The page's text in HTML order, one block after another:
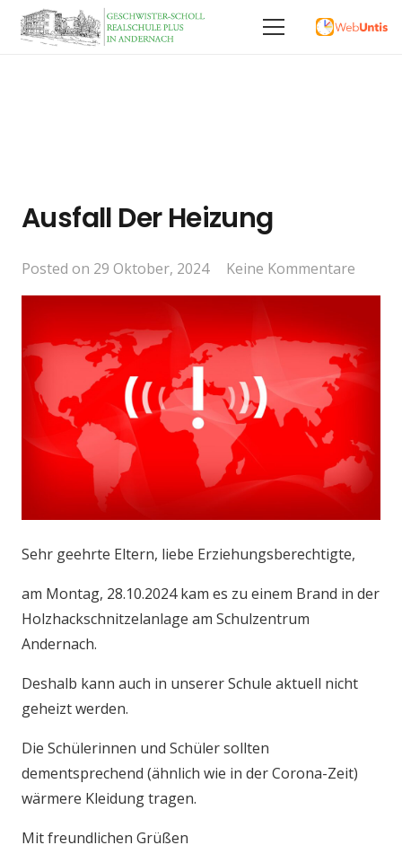
Ausfall Der Heizung
Posted on 29 Oktober, 2024 Keine Kommentare
Sehr geehrte Eltern, liebe Erziehungsberechtigte,
am Montag, 28.10.2024 kam es zu einem Brand in der
Holzhackschnitzelanlage am Schulzentrum
Andernach.
Deshalb kann auch in unserer Schule aktuell nicht
geheizt werden.
Die Schülerinnen und Schüler sollten
dementsprechend (ähnlich wie in der Corona-Zeit)
wärmere Kleidung tragen.
Mit freundlichen Grüßen